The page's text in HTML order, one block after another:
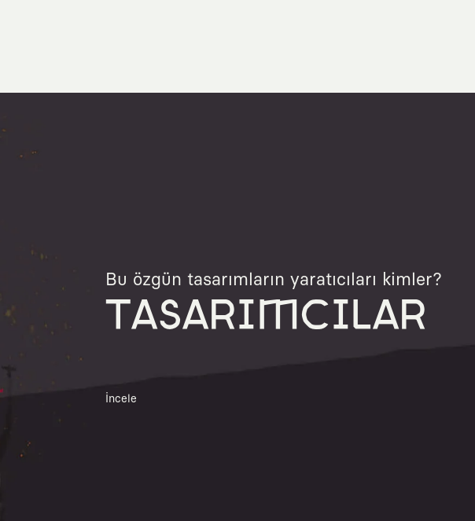
Bu özgün tasarımların yaratıcıları kimler?
TASARIMCILAR
İncele